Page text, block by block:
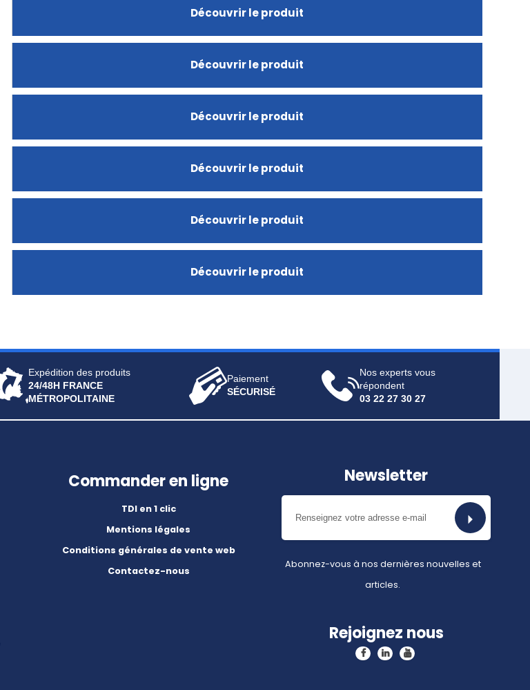
Découvrir le produit
Découvrir le produit
Découvrir le produit
Découvrir le produit
Découvrir le produit
Découvrir le produit
Expédition des produits
24/48H FRANCE
MÉTROPOLITAINE
Paiement
SÉCURISÉ
Nos experts vous
répondent
03 22 27 30 27
Commander en ligne
TDI en 1 clic
Mentions légales
Conditions générales de vente web
Contactez-nous
Newsletter
Abonnez-vous à nos dernières nouvelles et
articles.
Rejoignez nous